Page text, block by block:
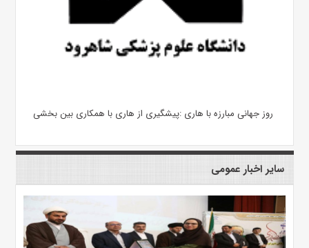
روز جهانی مبارزه با هاری :پیشگیری از هاری با همکاری بین بخشی
سایر اخبار عمومی